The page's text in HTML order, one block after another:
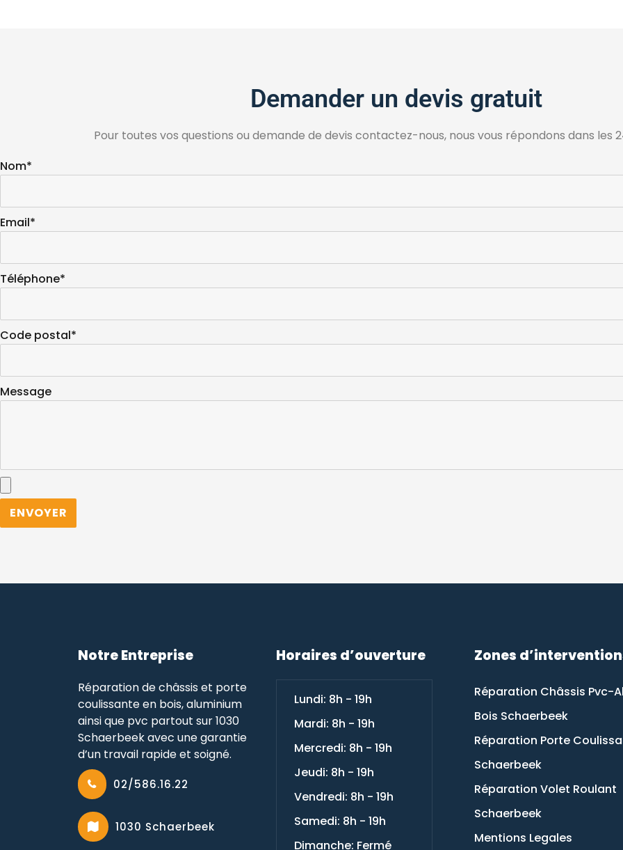
Demander un devis gratuit
Pour toutes vos questions ou demande de devis contactez-nous, nous vous répondons dans les
Nom*
Email*
Téléphone*
Code postal*
Message
e
Notre Entreprise
Réparation de châssis et porte
coulissante en bois, aluminium
ainsi que pvc partout sur 1030
Schaerbeek avec une garantie
d’un travail rapide et soigné.
02/586.16.22
1030 Schaerbeek
Horaires d’ouverture
Lundi: 8h - 19h
Mardi: 8h - 19h
Mercredi: 8h - 19h
Jeudi: 8h - 19h
Vendredi: 8h - 19h
Samedi: 8h - 19h
Dimanche: Fermé
Zones
Réparation Châssis Pvc-
Bois Schaerbeek
Réparation Porte
Schaerbeek
Réparation Volet Roulant
Schaerbeek
Mentions Legales